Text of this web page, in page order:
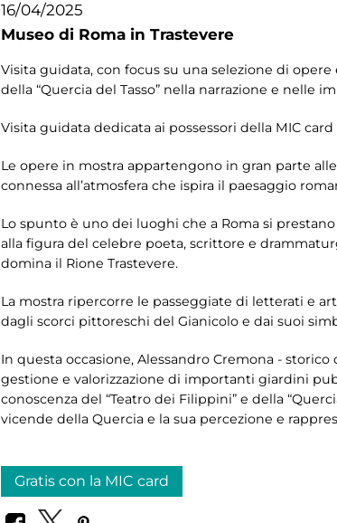
16/04/2025
Museo di Roma in Trastevere
Visita guidata, con focus su una selezione di
della “Quercia del Tasso” nella narrazione e nelle
Visita guidata dedicata ai possessori della MIC
Le opere in mostra appartengono in gran parte
connessa all’atmosfera che ispira il paesaggio
Lo spunto è uno dei luoghi che a Roma si
alla figura del celebre poeta, scrittore e
domina il Rione Trastevere.
La mostra ripercorre le passeggiate di letterati e
dagli scorci pittoreschi del Gianicolo e dai suoi
In questa occasione, Alessandro Cremona -
gestione e valorizzazione di importanti giardini
conoscenza del “Teatro dei Filippini” e della
vicende della Quercia e la sua percezione e
Gratis con la MIC card